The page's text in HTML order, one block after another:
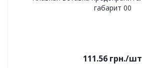
габарит 00
111.56 грн./шт